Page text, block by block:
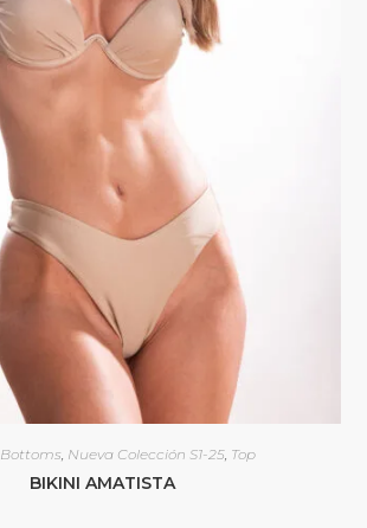
Bottoms, Nueva Colección S1-25, Top
BIKINI AMATISTA